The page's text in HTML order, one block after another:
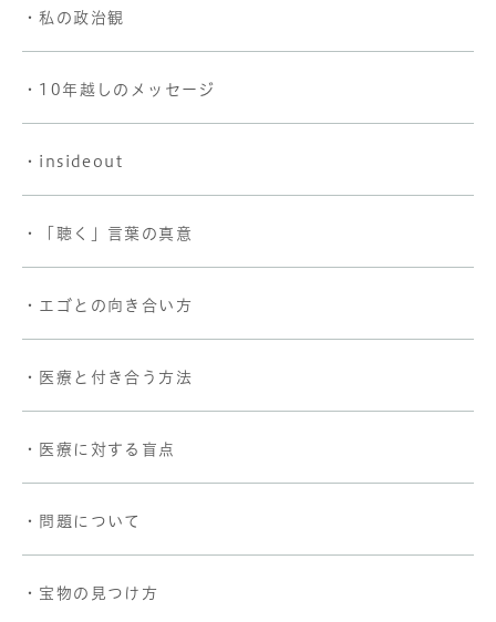
・私の政治観
・10年越しのメッセージ
・insideout
・「聴く」言葉の真意
・エゴとの向き合い方
・医療と付き合う方法
・医療に対する盲点
・問題について
・宝物の見つけ方